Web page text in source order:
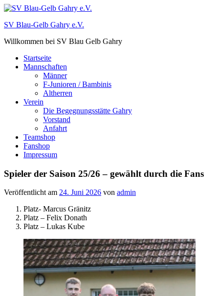
Zum
springen
SV Blau-Gelb Gahry e.V.
Willkommen bei SV Blau Gelb Gahry
Startseite
Mannschaften
Männer
F-Junioren / Bambinis
Altherren
Verein
Die Begegnungsstätte Gahry
Vorstand
Anfahrt
Teamshop
Fanshop
Impressum
Spieler der Saison 25/26 – gewählt durch die Fans
Veröffentlicht am 24. Juni 2026 von admin
Platz- Marcus Gränitz
Platz – Felix Donath
Platz – Lukas Kube